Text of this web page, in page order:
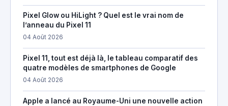
Pixel Glow ou HiLight ? Quel est le vrai nom de
l’anneau du Pixel 11
04 Août 2026
Pixel 11, tout est déjà là, le tableau comparatif des
quatre modèles de smartphones de Google
04 Août 2026
Apple a lancé au Royaume-Uni une nouvelle action